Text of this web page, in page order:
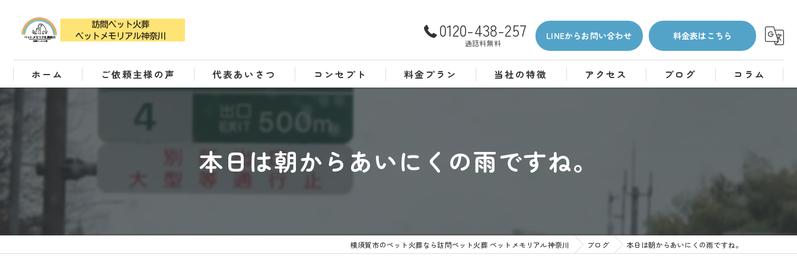
0120-438-257
通話料無料
LINEからお問い合わせ 料金表はこちら
ホーム ご依頼主様の声 代表あいさつ コンセプト 料金プラン 当社の特徴
訪問
アクセス ブログ コラム
本日は朝からあいにくの雨ですね。
横須賀市のペット火葬なら訪問ペット火葬 ペットメモリアル神奈川 ブログ 本日は朝からあいにくの雨ですね。